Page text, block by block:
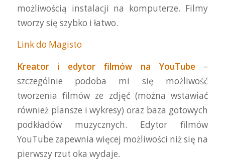
możliwością instalacji na komputerze. Filmy
tworzy się szybko i łatwo.
Link do Magisto
Kreator i edytor filmów na YouTube –
szczególnie podoba mi się możliwość
tworzenia filmów ze zdjęć (można wstawiać
również plansze i wykresy) oraz baza gotowych
podkładów muzycznych. Edytor filmów
YouTube zapewnia więcej możliwości niż się na
pierwszy rzut oka wydaje.